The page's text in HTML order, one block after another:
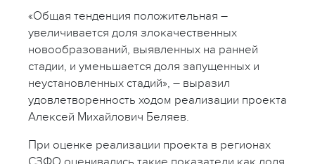
«Общая тенденция положительная –
увеличивается доля злокачественных
новообразований, выявленных на ранней
стадии, и уменьшается доля запущенных и
неустановленных стадий», – выразил
удовлетворенность ходом реализации проекта
Алексей Михайлович Беляев.
При оценке реализации проекта в регионах